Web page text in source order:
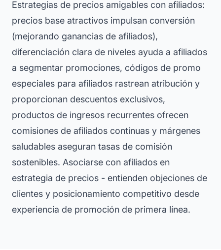
Estrategias de precios amigables con afiliados:
precios base atractivos impulsan conversión
(mejorando ganancias de afiliados),
diferenciación clara de niveles ayuda a afiliados
a segmentar promociones, códigos de promo
especiales para afiliados rastrean atribución y
proporcionan descuentos exclusivos,
productos de ingresos recurrentes ofrecen
comisiones de afiliados continuas y márgenes
saludables aseguran tasas de comisión
sostenibles. Asociarse con afiliados en
estrategia de precios - entienden objeciones de
clientes y posicionamiento competitivo desde
experiencia de promoción de primera línea.